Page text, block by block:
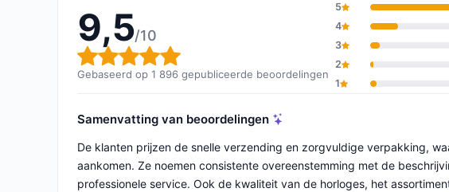
9,5/10
Algemene beoordeling: 9,5 van 10
Gebaseerd op 1 896 gepubliceerde beoordelingen
5
4
3
2
1
Samenvatting van beoordelingen
De klanten prijzen de snelle verzending en zorgvuldige verpakking,
aankomen. Ze noemen consistente overeenstemming met de
professionele service. Ook de kwaliteit van de horloges, het